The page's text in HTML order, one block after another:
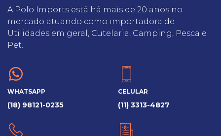
A Polo Imports está há mais de 20 anos no
mercado atuando como importadora de
Utilidades em geral, Cutelaria, Camping, Pesca e
Pet.
WHATSAPP
(18) 98121-0235
CELULAR
(11) 3313-4827